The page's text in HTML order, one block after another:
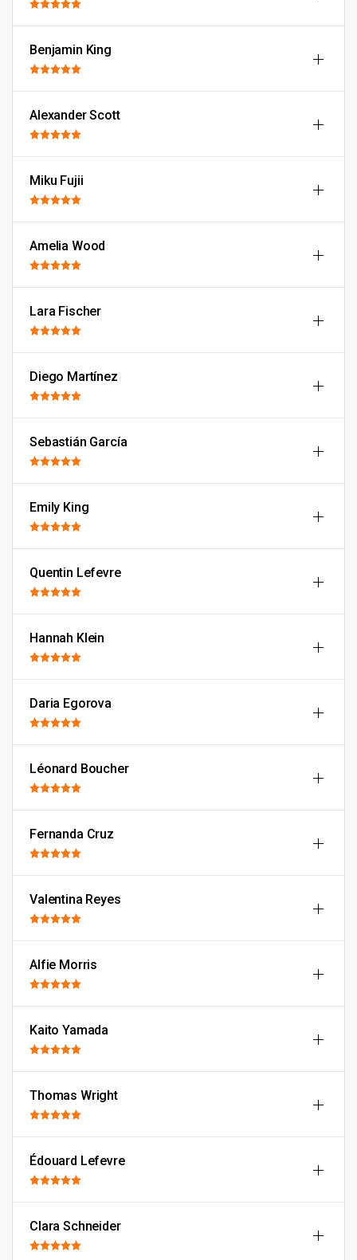
Benjamin King
Alexander Scott
Miku Fujii
Amelia Wood
Lara Fischer
Diego Martínez
Sebastián García
Emily King
Quentin Lefevre
Hannah Klein
Daria Egorova
Léonard Boucher
Fernanda Cruz
Valentina Reyes
Alfie Morris
Kaito Yamada
Thomas Wright
Édouard Lefevre
Clara Schneider